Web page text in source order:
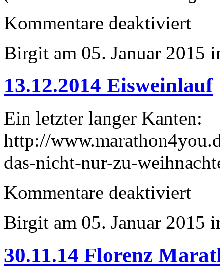
Kommentare deaktiviert
Birgit am 05. Januar 2015
13.12.2014 Eisweinlauf
Ein letzter langer Kanten:
http://
das-nicht-nur-zu-
Kommentare deaktiviert
Birgit am 05. Januar 2015
30.11.14 Florenz